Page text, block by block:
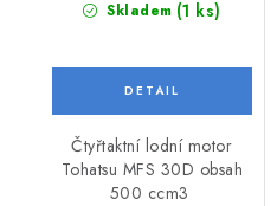
Skladem (1 ks)
Čtyřtaktní lodní motor
Tohatsu MFS 30D obsah
500 ccm3